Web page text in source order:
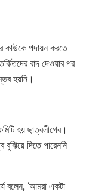
কাউকে পদায়ন করতে
বাদ দেওয়ার পর
হয়নি।
হয় ছাত্রলীগের।
দিতে পারেননি
বলেন, ‘আমরা একটা